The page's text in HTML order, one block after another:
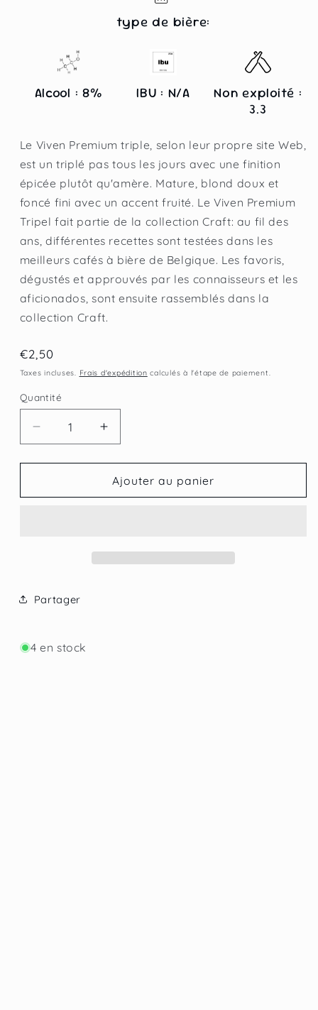
type de bière:
Alcool : 8% IBU : N/A
Non exploité :
3.3
Le Viven Premium triple, selon leur propre site Web,
est un triplé pas tous les jours avec une finition
épicée plutôt qu'amère. Mature, blond doux et
foncé fini avec un accent fruité. Le Viven Premium
Tripel fait partie de la collection Craft: au fil des
ans, différentes recettes sont testées dans les
meilleurs cafés à bière de Belgique. Les favoris,
dégustés et approuvés par les connaisseurs et les
aficionados, sont ensuite rassemblés dans la
collection Craft.
Prix
habituel
€2,50
Taxes incluses. Frais d'expédition calculés à l'étape de paiement.
Quantité
Réduire
la
quantité
Viven
Augmenter
la
quantité
de
Viven
Ajouter au panier
Partager
4 en stock